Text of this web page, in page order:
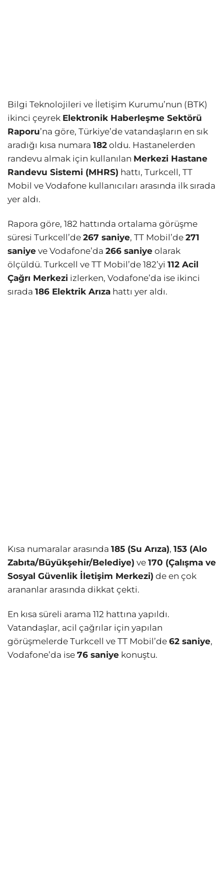
Bilgi Teknolojileri ve İletişim Kurumu’nun (BTK)
ikinci çeyrek Elektronik Haberleşme Sektörü
Raporu’na göre, Türkiye’de vatandaşların en sık
aradığı kısa numara 182 oldu. Hastanelerden
randevu almak için kullanılan Merkezi Hastane
Randevu Sistemi (MHRS) hattı, Turkcell, TT
Mobil ve Vodafone kullanıcıları arasında ilk sırada
yer aldı.
Rapora göre, 182 hattında ortalama görüşme
süresi Turkcell’de 267 saniye, TT Mobil’de 271
saniye ve Vodafone’da 266 saniye olarak
ölçüldü. Turkcell ve TT Mobil’de 182’yi 112 Acil
Çağrı Merkezi izlerken, Vodafone’da ise ikinci
sırada 186 Elektrik Arıza hattı yer aldı.
Kısa numaralar arasında 185 (Su Arıza), 153 (Alo
Zabıta/Büyükşehir/Belediye) ve 170 (Çalışma ve
Sosyal Güvenlik İletişim Merkezi) de en çok
arananlar arasında dikkat çekti.
En kısa süreli arama 112 hattına yapıldı.
Vatandaşlar, acil çağrılar için yapılan
görüşmelerde Turkcell ve TT Mobil’de 62 saniye,
Vodafone’da ise 76 saniye konuştu.